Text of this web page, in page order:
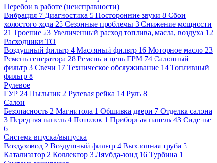
Перебои в работе (неисправности)
Вибрация 7 Диагностика 5 Посторонние звуки 8 Сбои
холостого хода 23 Сезонные проблемы 3 Снижение мощности
21 Троение 23 Увеличенный расход топлива, масла, воздуха 12
Расходники ТО
Воздушный фильтр 4 Масляный фильтр 16 Моторное масло 23
Ремень генератора 28 Ремень и цепь ГРМ 74 Салонный
фильтр 3 Свечи 17 Техническое обслуживание 14 Топливный
фильтр 8
Рулевое
ГУР 24 Пыльник 2 Рулевая рейка 14 Руль 8
Салон
Безопасность 2 Магнитола 1 Обшивка двери 7 Отделка салона
3 Передняя панель 4 Потолок 1 Приборная панель 43 Сиденье
6
Система впуска/выпуска
Воздуховод 2 Воздушный фильтр 4 Выхлопная труба 3
Катализатор 2 Коллектор 3 Лямбда-зонд 16 Турбина 1